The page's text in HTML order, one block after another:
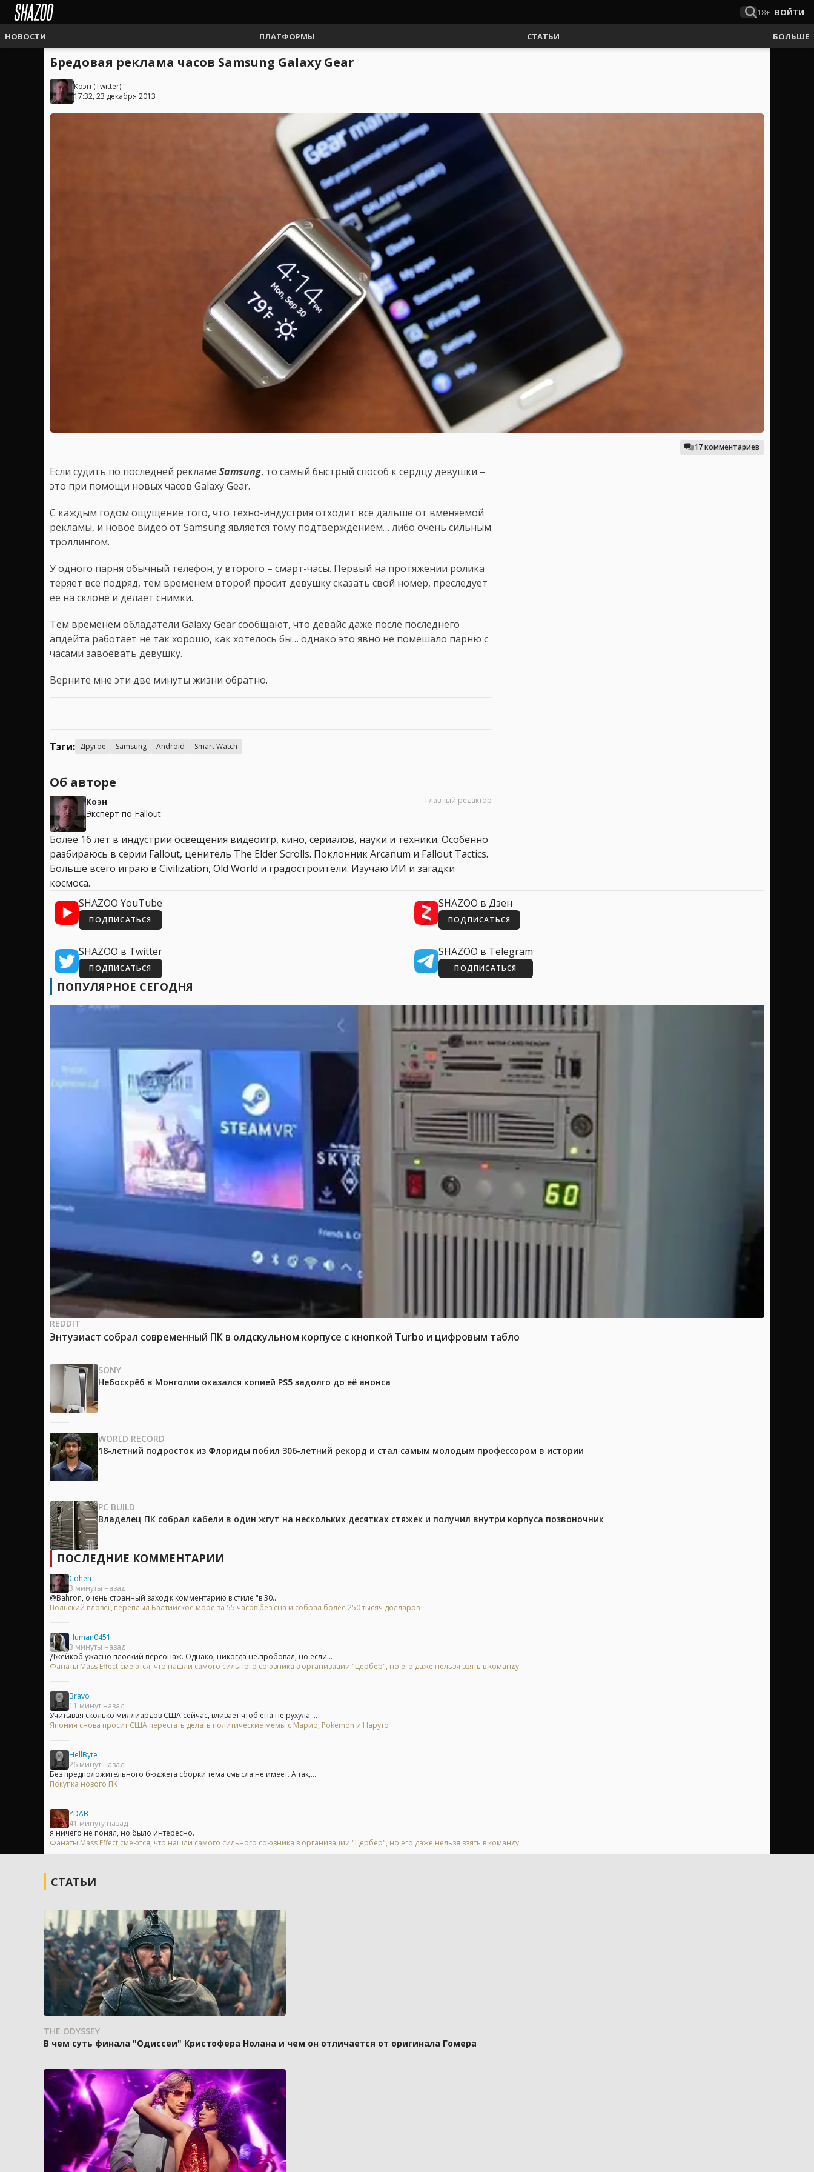
18+ ВОЙТИ
НОВОСТИ ПЛАТФОРМЫ СТАТЬИ БОЛЬШЕ
Бредовая реклама часов Samsung Galaxy Gear
Коэн (Twitter)
17:32, 23 декабря 2013
17 комментариев
Если судить по последней рекламе Samsung, то самый быстрый способ к сердцу девушки –
это при помощи новых часов Galaxy Gear.
С каждым годом ощущение того, что техно-индустрия отходит все дальше от вменяемой
рекламы, и новое видео от Samsung является тому подтверждением… либо очень сильным
троллингом.
У одного парня обычный телефон, у второго – смарт-часы. Первый на протяжении ролика
теряет все подряд, тем временем второй просит девушку сказать свой номер, преследует
ее на склоне и делает снимки.
Тем временем обладатели Galaxy Gear сообщают, что девайс даже после последнего
апдейта работает не так хорошо, как хотелось бы… однако это явно не помешало парню с
часами завоевать девушку.
Верните мне эти две минуты жизни обратно.
Тэги: Другое Samsung Android Smart Watch
Об авторе
Коэн
Эксперт по Fallout
Главный редактор
Более 16 лет в индустрии освещения видеоигр, кино, сериалов, науки и техники. Особенно
разбираюсь в серии Fallout, ценитель The Elder Scrolls. Поклонник Arcanum и Fallout Tactics.
Больше всего играю в Civilization, Old World и градостроители. Изучаю ИИ и загадки
космоса.
SHAZOO YouTube
ПОДПИСАТЬСЯ
SHAZOO в Дзен
ПОДПИСАТЬСЯ
SHAZOO в Twitter
ПОДПИСАТЬСЯ
SHAZOO в Telegram
ПОДПИСАТЬСЯ
ПОПУЛЯРНОЕ СЕГОДНЯ
REDDIT
Энтузиаст собрал современный ПК в олдскульном корпусе с кнопкой Turbo и цифровым табло
SONY
Небоскрёб в Монголии оказался копией PS5 задолго до её анонса
WORLD RECORD
18-летний подросток из Флориды побил 306-летний рекорд и стал самым молодым профессором в истории
PC BUILD
Владелец ПК собрал кабели в один жгут на нескольких десятках стяжек и получил внутри корпуса позвоночник
ПОСЛЕДНИЕ КОММЕНТАРИИ
Cohen
3 минуты назад
@Bahron, очень странный заход к комментарию в стиле "в 30...
Польский пловец переплыл Балтийское море за 55 часов без сна и собрал более 250 тысяч долларов
Human0451
3 минуты назад
Джейкоб ужасно плоский персонаж. Однако, никогда не.пробовал, но если...
Фанаты Mass Effect смеются, что нашли самого сильного союзника в организации "Цербер", но его даже нельзя взять в команду
Bravo
11 минут назад
Учитывая сколько миллиардов США сейчас, вливает чтоб ена не рухула....
Япония снова просит США перестать делать политические мемы с Марио, Pokemon и Наруто
HellByte
26 минут назад
Без предположительного бюджета сборки тема смысла не имеет. А так,...
Покупка нового ПК
YDAB
41 минуту назад
я ничего не понял, но было интересно.
Фанаты Mass Effect смеются, что нашли самого сильного союзника в организации "Цербер", но его даже нельзя взять в команду
СТАТЬИ
THE ODYSSEY
В чем суть финала "Одиссеи" Кристофера Нолана и чем он отличается от оригинала Гомера